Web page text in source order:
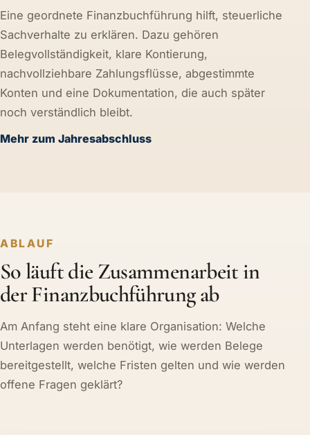
Eine geordnete Finanzbuchführung hilft, steuerliche
Sachverhalte zu erklären. Dazu gehören
Belegvollständigkeit, klare Kontierung,
nachvollziehbare Zahlungsflüsse, abgestimmte
Konten und eine Dokumentation, die auch später
noch verständlich bleibt.
Mehr zum Jahresabschluss
ABLAUF
So läuft die Zusammenarbeit in
der Finanzbuchführung ab
Am Anfang steht eine klare Organisation: Welche
Unterlagen werden benötigt, wie werden Belege
bereitgestellt, welche Fristen gelten und wie werden
offene Fragen geklärt?